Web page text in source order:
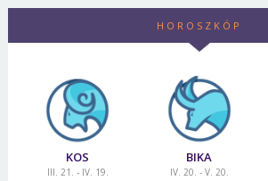
HOROSZKÓP
KOS
III. 21. - IV. 19.
BIKA
IV. 20. - V. 20.